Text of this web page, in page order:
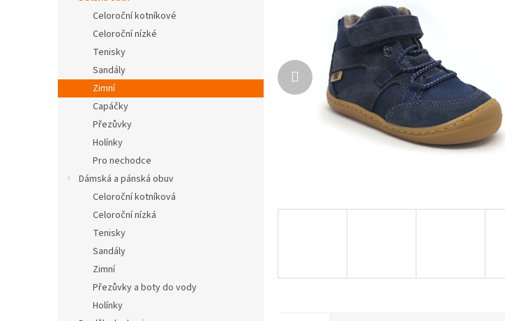
n
e
Celoroční kotníkové
Celoroční nízké
Tenisky
Sandály
Zimní
Capáčky
Přezůvky
Holínky
Pro nechodce
Dámská a pánská obuv
Celoroční kotníková
Celoroční nízká
Tenisky
Sandály
Zimní
Přezůvky a boty do vody
Holínky